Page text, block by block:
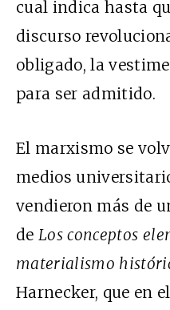
cual indica hasta
discurso
obligado, la
para ser admitido.
El marxismo se
medios
vendieron más de
de Los conceptos
materialismo
Harnecker, que en